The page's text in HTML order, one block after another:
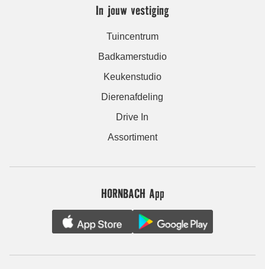
In jouw vestiging
Tuincentrum
Badkamerstudio
Keukenstudio
Dierenafdeling
Drive In
Assortiment
HORNBACH App